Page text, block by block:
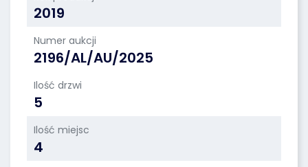
2019
Numer aukcji
2196/AL/AU/2025
Ilość drzwi
5
Ilość miejsc
4